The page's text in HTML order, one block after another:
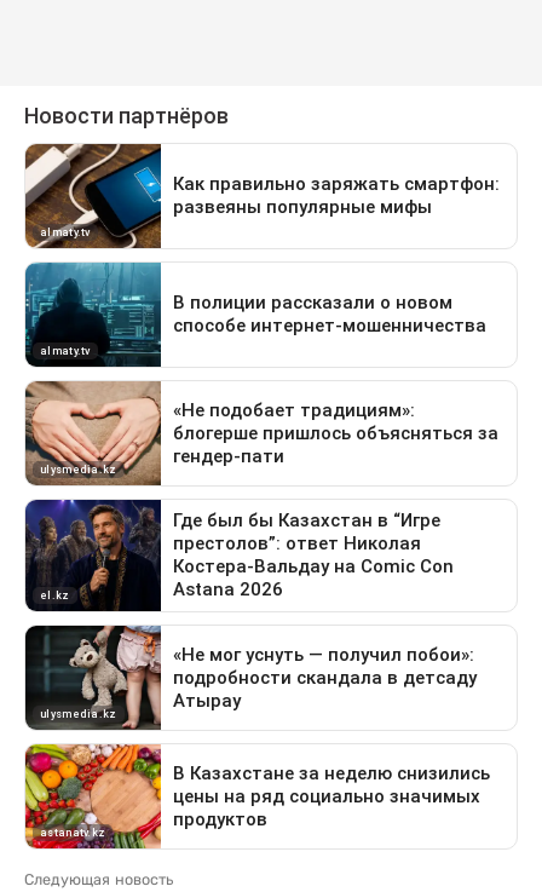
Следующая новость